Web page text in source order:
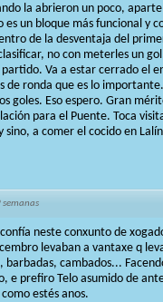
la abrieron un poco, aparte
un bloque más funcional y
de la desventaja del
no con meterles un
Va a estar cerrado el
de ronda que es lo
goles. Eso espero. Gran
para el Puente. Toca
sino, a comer el cocido en
semanas
neste conxunto de
levaban a vantaxe q
barbadas, cambados...
e prefiro Telo asumido de
estés anos.